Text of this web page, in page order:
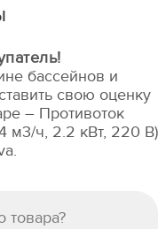
бассейнов и
свою оценку
– Противоток
м3/ч, 2.2 кВт, 220 B)
товара?